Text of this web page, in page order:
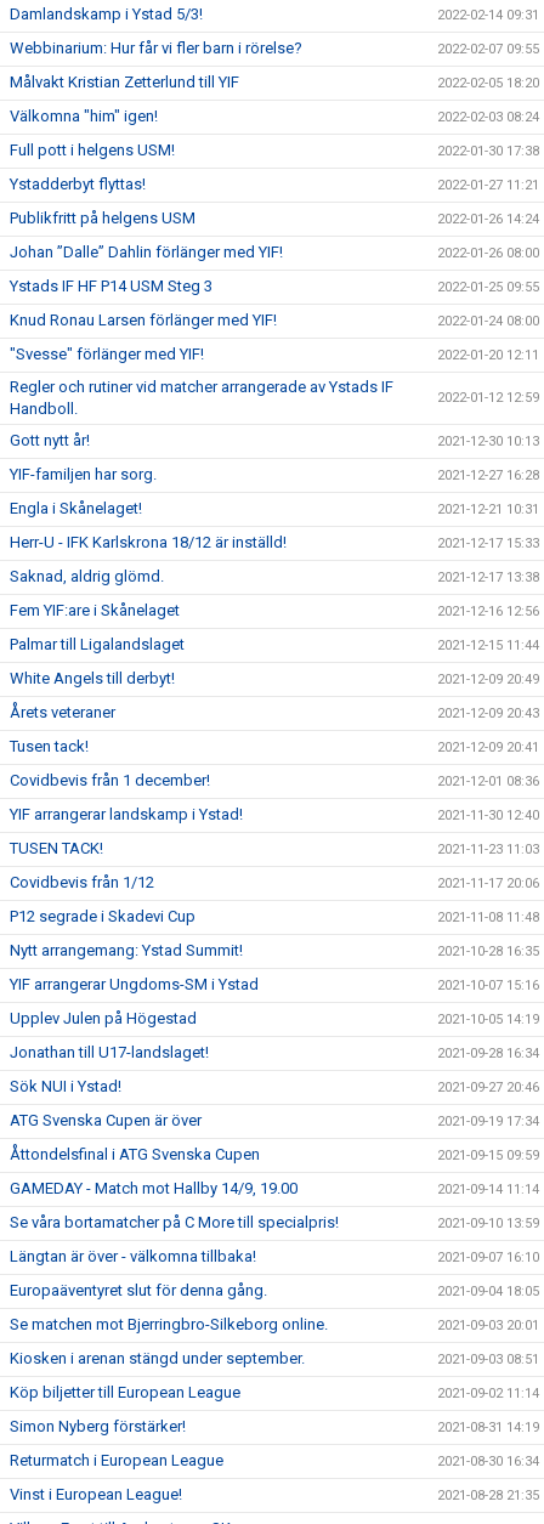
Damlandskamp i Ystad 5/3! 2022-02-14 09:31
Webbinarium: Hur får vi fler barn i rörelse? 2022-02-07 09:55
Målvakt Kristian Zetterlund till YIF 2022-02-05 18:20
Välkomna "him" igen! 2022-02-03 08:24
Full pott i helgens USM! 2022-01-30 17:38
Ystadderbyt flyttas! 2022-01-27 11:21
Publikfritt på helgens USM 2022-01-26 14:24
Johan ”Dalle” Dahlin förlänger med YIF! 2022-01-26 08:00
Ystads IF HF P14 USM Steg 3 2022-01-25 09:55
Knud Ronau Larsen förlänger med YIF! 2022-01-24 08:00
"Svesse" förlänger med YIF! 2022-01-20 12:11
Regler och rutiner vid matcher arrangerade av Ystads IF
Handboll.
2022-01-12 12:59
Gott nytt år! 2021-12-30 10:13
YIF-familjen har sorg. 2021-12-27 16:28
Engla i Skånelaget! 2021-12-21 10:31
Herr-U - IFK Karlskrona 18/12 är inställd! 2021-12-17 15:33
Saknad, aldrig glömd. 2021-12-17 13:38
Fem YIF:are i Skånelaget 2021-12-16 12:56
Palmar till Ligalandslaget 2021-12-15 11:44
White Angels till derbyt! 2021-12-09 20:49
Årets veteraner 2021-12-09 20:43
Tusen tack! 2021-12-09 20:41
Covidbevis från 1 december! 2021-12-01 08:36
YIF arrangerar landskamp i Ystad! 2021-11-30 12:40
TUSEN TACK! 2021-11-23 11:03
Covidbevis från 1/12 2021-11-17 20:06
P12 segrade i Skadevi Cup 2021-11-08 11:48
Nytt arrangemang: Ystad Summit! 2021-10-28 16:35
YIF arrangerar Ungdoms-SM i Ystad 2021-10-07 15:16
Upplev Julen på Högestad 2021-10-05 14:19
Jonathan till U17-landslaget! 2021-09-28 16:34
Sök NUI i Ystad! 2021-09-27 20:46
ATG Svenska Cupen är över 2021-09-19 17:34
Åttondelsfinal i ATG Svenska Cupen 2021-09-15 09:59
GAMEDAY - Match mot Hallby 14/9, 19.00 2021-09-14 11:14
Se våra bortamatcher på C More till specialpris! 2021-09-10 13:59
Längtan är över - välkomna tillbaka! 2021-09-07 16:10
Europaäventyret slut för denna gång. 2021-09-04 18:05
Se matchen mot Bjerringbro-Silkeborg online. 2021-09-03 20:01
Kiosken i arenan stängd under september. 2021-09-03 08:51
Köp biljetter till European League 2021-09-02 11:14
Simon Nyberg förstärker! 2021-08-31 14:19
Returmatch i European League 2021-08-30 16:34
Vinst i European League! 2021-08-28 21:35